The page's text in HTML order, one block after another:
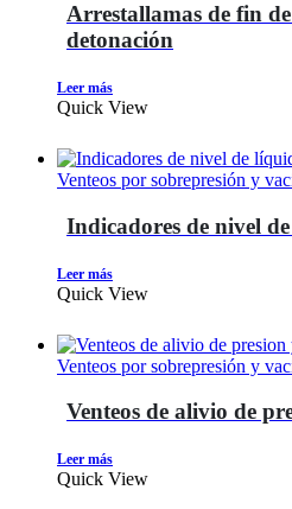
Arrestallamas de fin
detonación
Leer más
Quick View
Venteos por sobrepresión y
Indicadores de nivel
Leer más
Quick View
Venteos por sobrepresión y
Venteos de alivio de
Leer más
Quick View